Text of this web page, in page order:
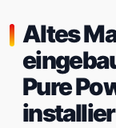
Altes
Pure